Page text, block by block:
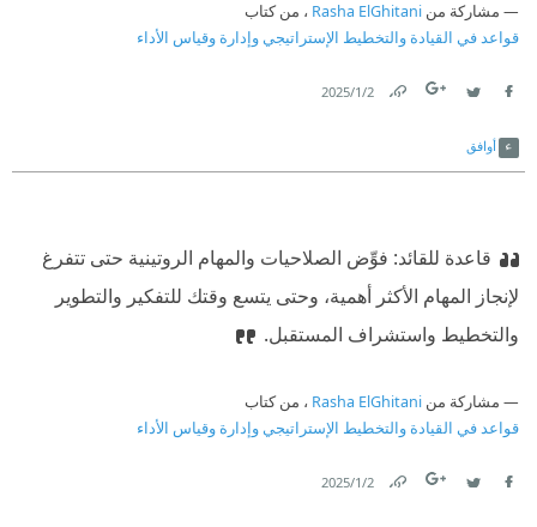
مشاركة من Rasha ElGhitani ، من كتاب
قواعد في القيادة والتخطيط الإستراتيجي وإدارة وقياس الأداء
2‏/1‏/2025
أوافق
قاعدة للقائد: فوِّض الصلاحيات والمهام الروتينية حتى تتفرغ
لإنجاز المهام الأكثر أهمية، وحتى يتسع وقتك للتفكير والتطوير
والتخطيط واستشراف المستقبل.
مشاركة من Rasha ElGhitani ، من كتاب
قواعد في القيادة والتخطيط الإستراتيجي وإدارة وقياس الأداء
2‏/1‏/2025